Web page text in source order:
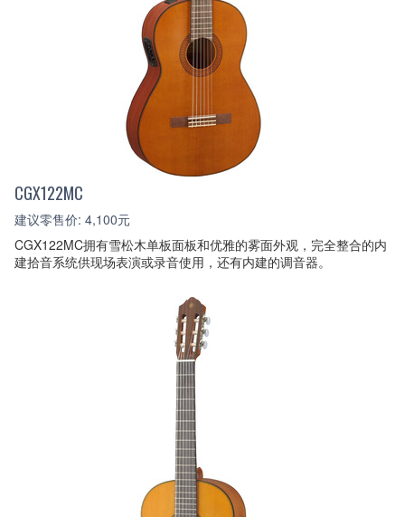
CGX122MC
建议零售价: 4,100元
CGX122MC拥有雪松木单板面板和优雅的雾面外观，完全整合的内
建拾音系统供现场表演或录音使用，还有内建的调音器。